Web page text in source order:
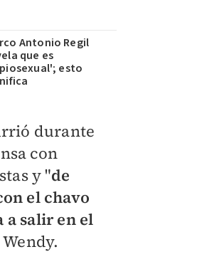
Antonio Regil
que es
esto
durante
con
y "de
el chavo
a salir en el